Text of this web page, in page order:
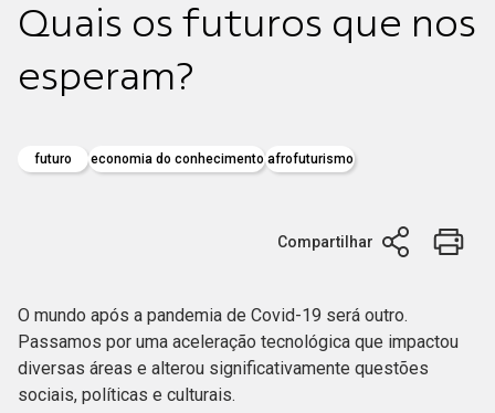
Quais os futuros que nos
esperam?
futuro economia do conhecimento afrofuturismo
Compartilhar
O mundo após a pandemia de Covid-19 será outro.
Passamos por uma aceleração tecnológica que impactou
diversas áreas e alterou significativamente questões
sociais, políticas e culturais.